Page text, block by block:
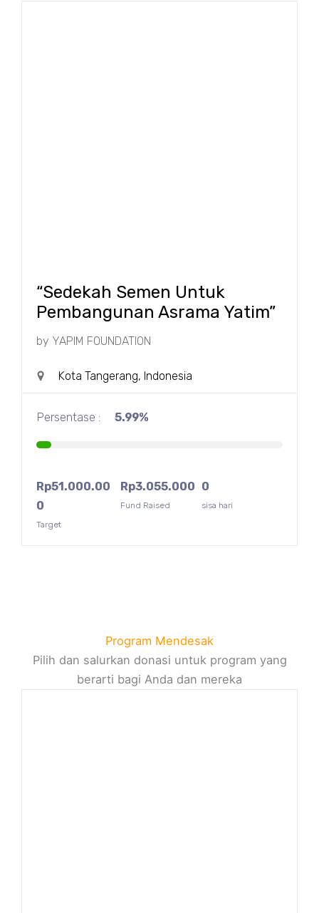
“Sedekah Semen Untuk
Pembangunan Asrama Yatim”
by YAPIM FOUNDATION
Kota Tangerang, Indonesia
Persentase : 5.99%
Rp51.000.00
0
Target
0
sisa hari
Rp3.055.000
Fund Raised
Program Mendesak
Pilih dan salurkan donasi untuk program yang
berarti bagi Anda dan mereka